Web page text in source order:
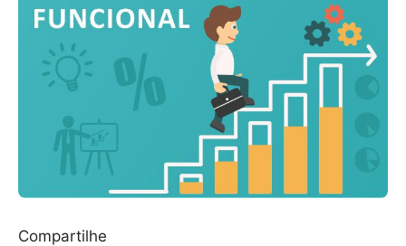
Compartilhe